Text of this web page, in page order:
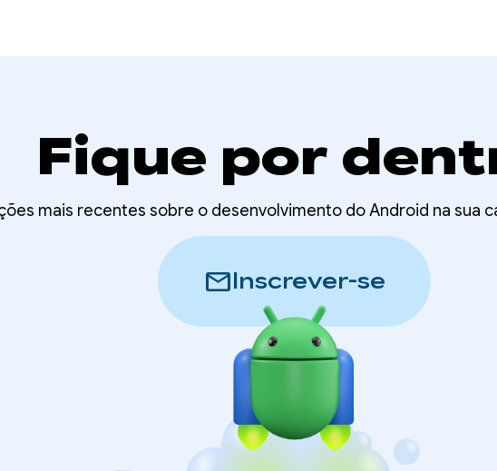
Fique por
mais recentes sobre o desenvolvimento do Android na sua
mailInscrever-se